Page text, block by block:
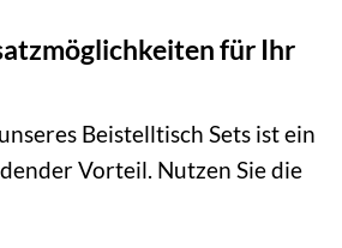
für Ihr
Beistelltisch Sets ist ein
Vorteil. Nutzen Sie die